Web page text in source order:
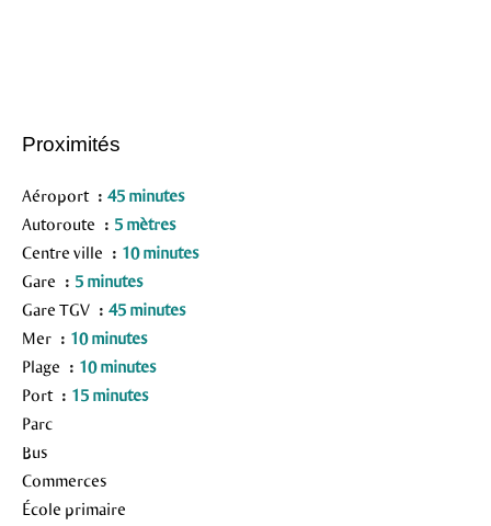
Proximités
Aéroport
45 minutes
Autoroute
5 mètres
Centre ville
10 minutes
Gare
5 minutes
Gare TGV
45 minutes
Mer
10 minutes
Plage
10 minutes
Port
15 minutes
Parc
Bus
Commerces
École primaire